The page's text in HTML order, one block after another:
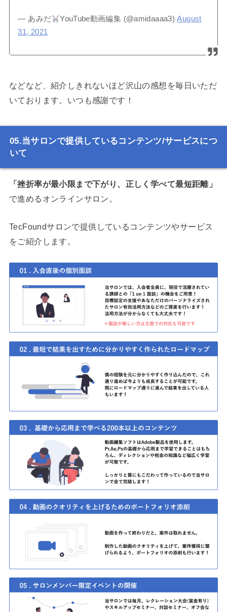
— あみだ YouTube動画編集 (@amidaaaa3)August
31, 2021
などなど、紹介しきれないほど沢山の感想を毎日いただ
いております。いつも感謝です！
当サロンで提供しているコンテンツ/サービスにつ
いて
「挫折率が最小限まで下がり、正しく学べて最短距離」
で進めるオンラインサロン。
TecFoundサロンで提供しているコンテンツやサービス
をご紹介します。